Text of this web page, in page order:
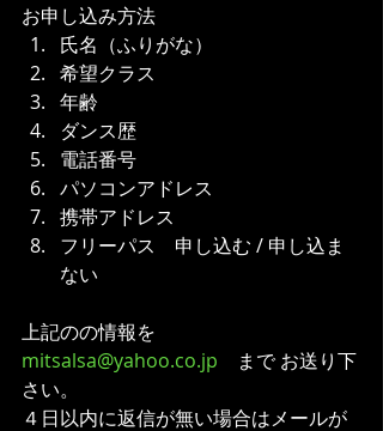
お申し込み方法
氏名（ふりがな）
希望クラス
年齢
ダンス歴
電話番号
パソコンアドレス
携帯アドレス
フリーパス　申し込む / 申し込ま
ない
上記のの情報を
mitsalsa@yahoo.co.jp まで お送り下
さい。
４日以内に返信が無い場合はメールが